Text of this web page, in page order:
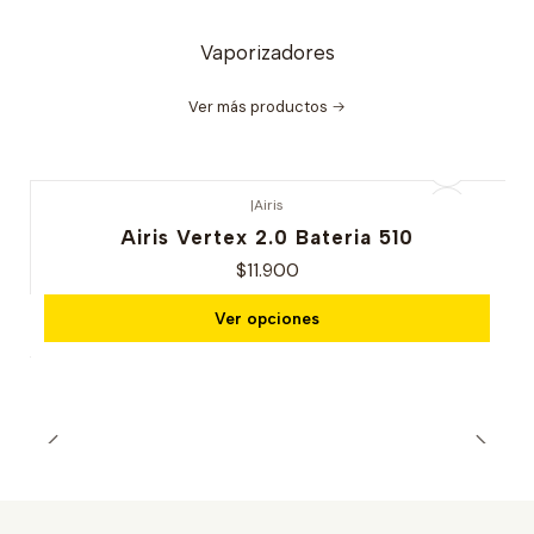
Vaporizadores
Ver más productos
|Airis
Airis Vertex 2.0 Bateria 510
$11.900
Ver opciones